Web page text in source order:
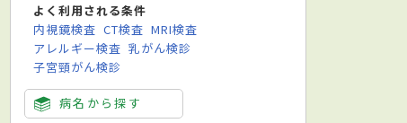
よく利用される条件
内視鏡検査 CT検査 MRI検査
アレルギー検査 乳がん検診
子宮頸がん検診
病名から探す